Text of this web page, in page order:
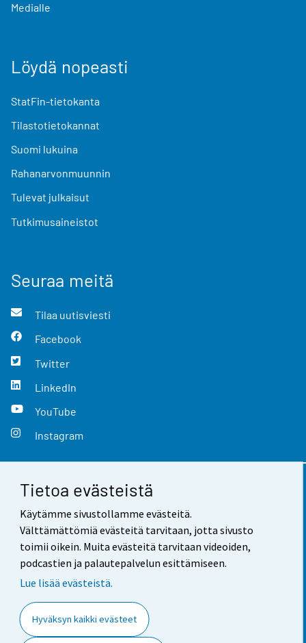
Tietoa evästeistä
Käytämme sivustollamme evästeitä.
Välttämättömiä evästeitä tarvitaan, jotta sivusto
toimii oikein. Muita evästeitä tarvitaan videoiden,
podcastien ja palautepalvelun esittämiseen.
Lue lisää evästeistä.
Hyväksyn kaikki evästeet
Medialle
Löydä nopeasti
StatFin-tietokanta
Tilastotietokannat
Suomi lukuina
Rahanarvonmuunnin
Tulevat julkaisut
Tutkimusaineistot
Seuraa meitä
Tilaa uutisviesti
Facebook
Twitter
LinkedIn
YouTube
Instagram
Yhteystiedot
Palaute
Käyttöehdot
Saavutettavuus
Tietoa sivustosta